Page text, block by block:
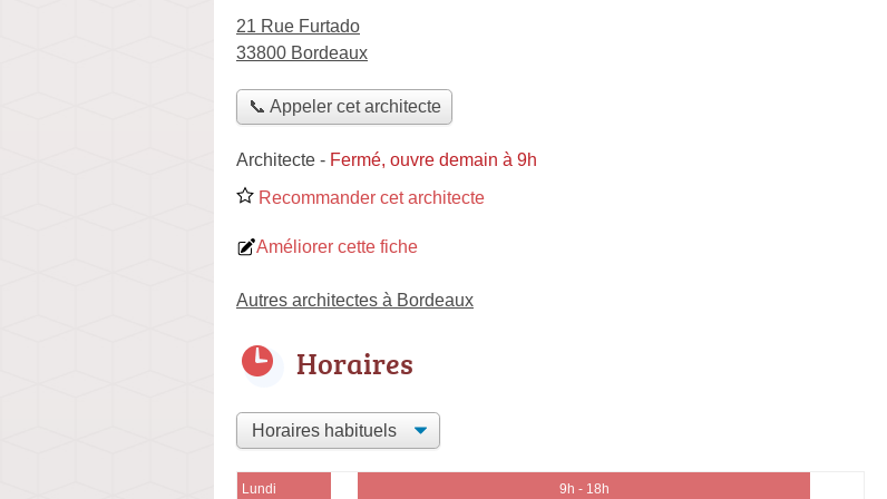
21 Rue Furtado
33800 Bordeaux
📞 Appeler cet architecte
Architecte - Fermé, ouvre demain à 9h
Recommander cet architecte
Améliorer cette fiche
Autres architectes à Bordeaux
Horaires
Lundi 9h - 18h